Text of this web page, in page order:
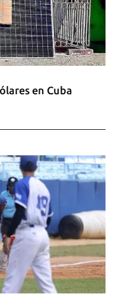
en Cuba
a cerrar en La
de gas en